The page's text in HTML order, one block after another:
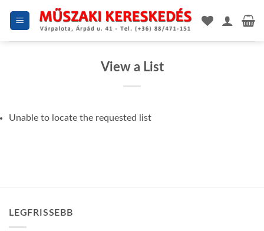
View a List
Unable to locate the requested list
LEGFRISSEBB